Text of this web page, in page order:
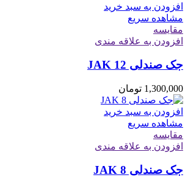
افزودن به سبد خرید
مشاهده سریع
مقایسه
افزودن به علاقه مندی
جک صندلی JAK 12
1,300,000 تومان
افزودن به سبد خرید
مشاهده سریع
مقایسه
افزودن به علاقه مندی
جک صندلی JAK 8